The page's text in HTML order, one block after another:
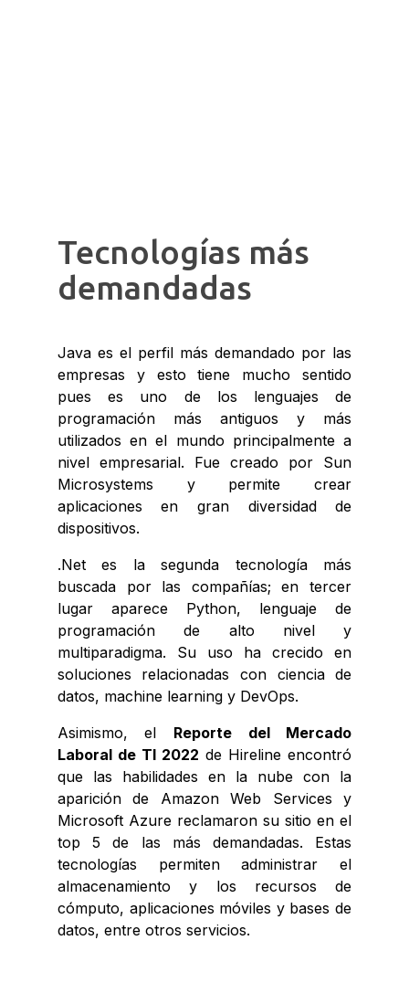
Tecnologías más
demandadas
Java es el perfil más demandado por las
empresas y esto tiene mucho sentido
pues es uno de los lenguajes de
programación más antiguos y más
utilizados en el mundo principalmente a
nivel empresarial. Fue creado por Sun
Microsystems y permite crear
aplicaciones en gran diversidad de
dispositivos.
.Net es la segunda tecnología más
buscada por las compañías; en tercer
lugar aparece Python, lenguaje de
programación de alto nivel y
multiparadigma. Su uso ha crecido en
soluciones relacionadas con ciencia de
datos, machine learning y DevOps.
Asimismo, el Reporte del Mercado
Laboral de TI 2022 de Hireline encontró
que las habilidades en la nube con la
aparición de Amazon Web Services y
Microsoft Azure reclamaron su sitio en el
top 5 de las más demandadas. Estas
tecnologías permiten administrar el
almacenamiento y los recursos de
cómputo, aplicaciones móviles y bases de
datos, entre otros servicios.